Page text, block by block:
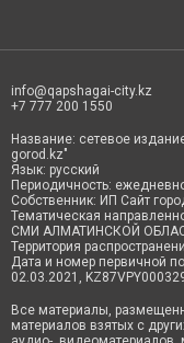
info@qapshagai-city.kz
+7 777 200 1550
Название: сетевое
gorod.kz"
Язык: русский
Периодичность:
Собственник: ИП Сайт
Тематическая
СМИ АЛМАТИНСКОЙ
Территория
Дата и номер первичной
02.03.2021,
Все материалы,
материалов взятых с